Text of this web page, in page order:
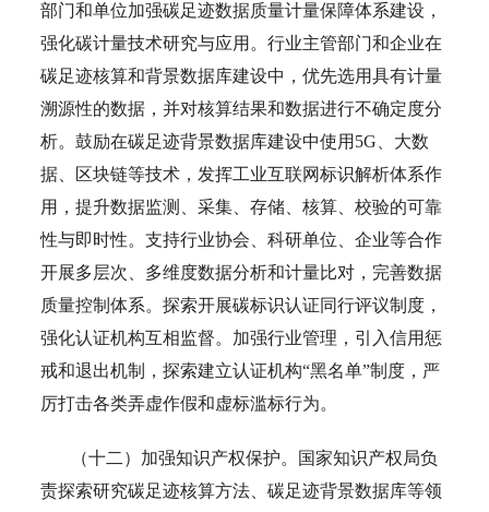
部门和单位加强碳足迹数据质量计量保障体系建设，
强化碳计量技术研究与应用。行业主管部门和企业在
碳足迹核算和背景数据库建设中，优先选用具有计量
溯源性的数据，并对核算结果和数据进行不确定度分
析。鼓励在碳足迹背景数据库建设中使用5G、大数
据、区块链等技术，发挥工业互联网标识解析体系作
用，提升数据监测、采集、存储、核算、校验的可靠
性与即时性。支持行业协会、科研单位、企业等合作
开展多层次、多维度数据分析和计量比对，完善数据
质量控制体系。探索开展碳标识认证同行评议制度，
强化认证机构互相监督。加强行业管理，引入信用惩
戒和退出机制，探索建立认证机构“黑名单”制度，严
厉打击各类弄虚作假和虚标滥标行为。
（十二）加强知识产权保护。国家知识产权局负
责探索研究碳足迹核算方法、碳足迹背景数据库等领